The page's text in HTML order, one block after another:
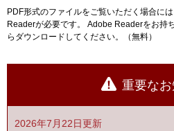
PDF形式のファイルをご覧いただく場合に
Readerが必要です。
Adobe Readerをお持
らダウンロードしてください。（無料）
重要な
2026年7月22日更新